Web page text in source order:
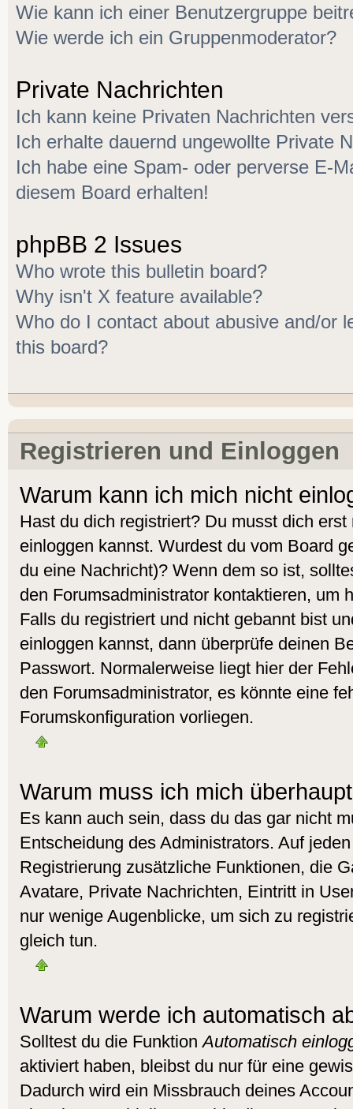
Wie kann ich einer Benutzergruppe
Wie werde ich ein Gruppenmoderator?
Private Nachrichten
Ich kann keine Privaten Nachrichten
Ich erhalte dauernd ungewollte Private
Ich habe eine Spam- oder perverse E-
diesem Board erhalten!
phpBB 2 Issues
Who wrote this bulletin board?
Why isn't X feature available?
Who do I contact about abusive and/or
this board?
Registrieren und Einloggen
Warum kann ich mich nicht
Hast du dich registriert? Du musst dich
einloggen kannst. Wurdest du vom Board
du eine Nachricht)? Wenn dem so ist,
den Forumsadministrator kontaktieren, um
Falls du registriert und nicht gebannt bist
einloggen kannst, dann überprüfe deinen
Passwort. Normalerweise liegt hier der
den Forumsadministrator, es könnte eine
Forumskonfiguration vorliegen.
Warum muss ich mich
Es kann auch sein, dass du das gar nicht
Entscheidung des Administrators. Auf
Registrierung zusätzliche Funktionen, die
Avatare, Private Nachrichten, Eintritt in
nur wenige Augenblicke, um sich zu
gleich tun.
Warum werde ich automatisch
Solltest du die FunktionAutomatisch
aktiviert haben, bleibst du nur für eine
Dadurch wird ein Missbrauch deines